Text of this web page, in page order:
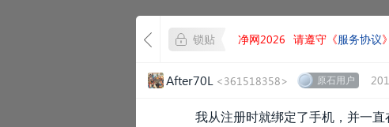
锁贴 净网2026 请遵守《服务协议
After70L <361518358> 原石用户
我从注册时就绑定了手机，并一